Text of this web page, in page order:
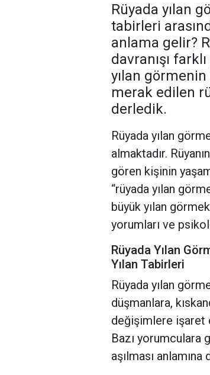
Rüyada yılan
tabirleri
anlama gelir?
davranışı
yılan
merak edilen
derledik.
Rüyada yılan
almaktadır.
gören kişinin
“rüyada yılan
büyük yılan
yorumları ve
Rüyada Yılan
Yılan Tabirleri
Rüyada yılan
düşmanlara,
değişimlere işaret
Bazı yorumculara
aşılması